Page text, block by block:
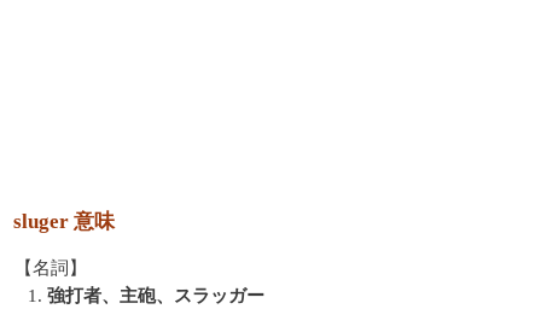
sluger 意味
【名詞】
1. 強打者、主砲、スラッガー